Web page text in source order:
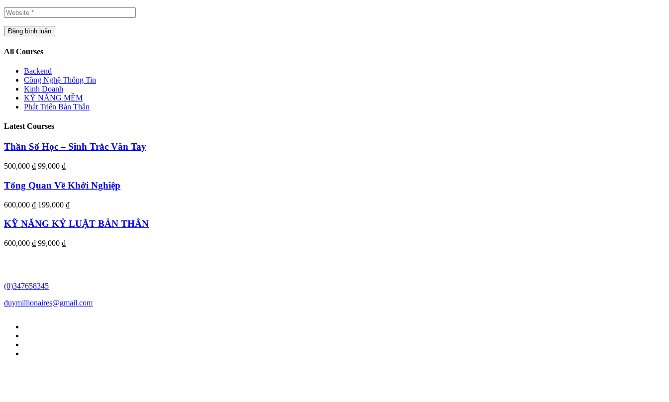
All Courses
Backend
Công Nghệ Thông Tin
Kinh Doanh
KỸ NĂNG MỀM
Phát Triển Bản Thân
Latest Courses
Thần Số Học – Sinh Trắc Vân Tay
500,000 ₫ 99,000 ₫
Tổng Quan Về Khởi Nghiệp
600,000 ₫ 199,000 ₫
KỸ NĂNG KỶ LUẬT BẢN THÂN
600,000 ₫ 99,000 ₫
(0)347658345
duymillionaires@gmail.com